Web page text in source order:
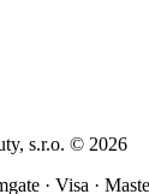
s.r.o. © 2026
· Visa ·